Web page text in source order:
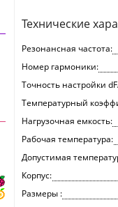
Технические
Резонансная частота:
Номер гармоники:
Точность настройки
Температурный
Нагрузочная емкость:
Рабочая температура:
Допустимая
Корпус:
Размеры :